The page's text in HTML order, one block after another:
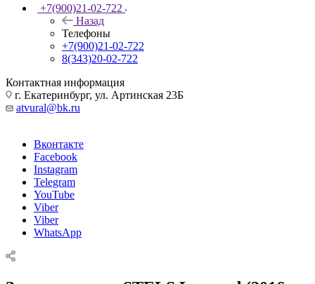
+7(900)21-02-722
Назад
Телефоны
+7(900)21-02-722
8(343)20-02-722
Контактная информация
г. Екатеринбург, ул. Артинская 23Б
atvural@bk.ru
Вконтакте
Facebook
Instagram
Telegram
YouTube
Viber
Viber
WhatsApp